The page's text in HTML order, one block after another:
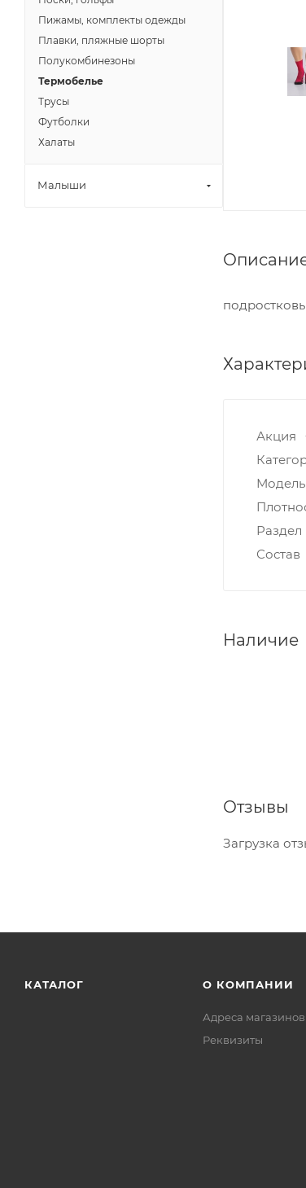
Акция
Модель
Раздел
Состав
Наличие
Отзывы
Загрузка
Пижамы, комплекты одежды
Плавки, пляжные шорты
Полукомбинезоны
Термобелье
Трусы
Футболки
Халаты
Малыши
КАТАЛОГ О КОМПАНИИ
Адреса магазинов
Реквизиты